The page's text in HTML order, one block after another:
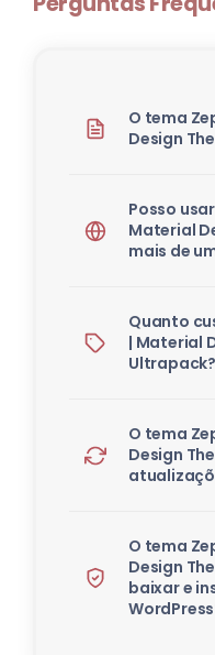
O tema
Design
Posso
Material
mais de
Quanto
| Material
Ultrapack?
O tema
Design
O tema
Design
baixar e